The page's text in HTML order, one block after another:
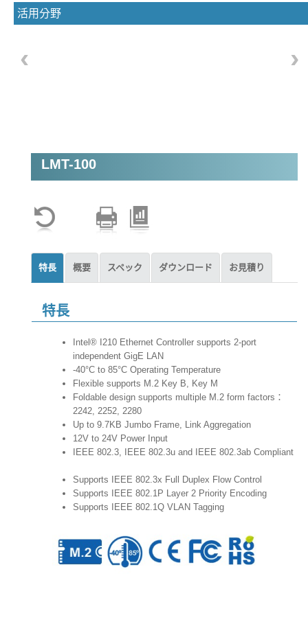
活用分野
‹ ›
LMT-100
特長 概要 スペック ダウンロード お見積り
特長
Intel® I210 Ethernet Controller supports 2-port
independent GigE LAN
-40°C to 85°C Operating Temperature
Flexible supports M.2 Key B, Key M
Foldable design supports multiple M.2 form factors：
2242, 2252, 2280
Up to 9.7KB Jumbo Frame, Link Aggregation
12V to 24V Power Input
IEEE 802.3, IEEE 802.3u and IEEE 802.3ab Compliant
Supports IEEE 802.3x Full Duplex Flow Control
Supports IEEE 802.1P Layer 2 Priority Encoding
Supports IEEE 802.1Q VLAN Tagging